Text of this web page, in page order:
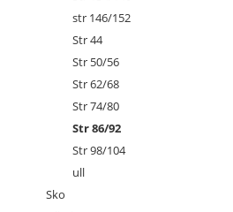
str 146/152
Str 44
Str 50/56
Str 62/68
Str 74/80
Str 86/92
Str 98/104
ull
Sko